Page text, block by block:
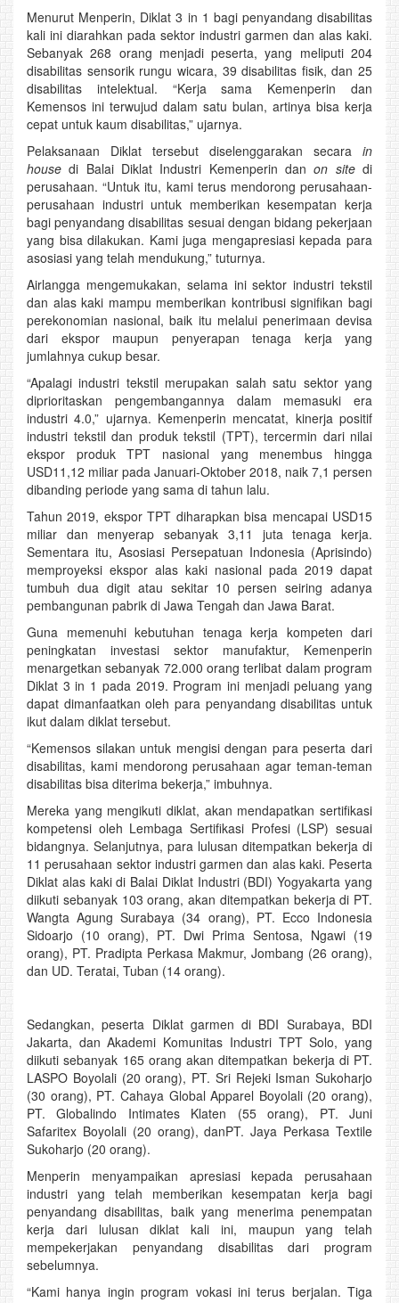
Menurut Menperin, Diklat 3 in 1 bagi penyandang disabilitas
kali ini diarahkan pada sektor industri garmen dan alas kaki.
Sebanyak 268 orang menjadi peserta, yang meliputi 204
disabilitas sensorik rungu wicara, 39 disabilitas fisik, dan 25
disabilitas intelektual. “Kerja sama Kemenperin dan
Kemensos ini terwujud dalam satu bulan, artinya bisa kerja
cepat untuk kaum disabilitas,” ujarnya.
Pelaksanaan Diklat tersebut diselenggarakan secara in
house di Balai Diklat Industri Kemenperin danon sitedi
perusahaan. “Untuk itu, kami terus mendorong perusahaan-
perusahaan industri untuk memberikan kesempatan kerja
bagi penyandang disabilitas sesuai dengan bidang pekerjaan
yang bisa dilakukan. Kami juga mengapresiasi kepada para
asosiasi yang telah mendukung,” tuturnya.
Airlangga mengemukakan, selama ini sektor industri tekstil
dan alas kaki mampu memberikan kontribusi signifikan bagi
perekonomian nasional, baik itu melalui penerimaan devisa
dari ekspor maupun penyerapan tenaga kerja yang
jumlahnya cukup besar.
“Apalagi industri tekstil merupakan salah satu sektor yang
diprioritaskan pengembangannya dalam memasuki era
industri 4.0,” ujarnya. Kemenperin mencatat, kinerja positif
industri tekstil dan produk tekstil (TPT), tercermin dari nilai
ekspor produk TPT nasional yang menembus hingga
USD11,12 miliar pada Januari-Oktober 2018, naik 7,1 persen
dibanding periode yang sama di tahun lalu.
Tahun 2019, ekspor TPT diharapkan bisa mencapai USD15
miliar dan menyerap sebanyak 3,11 juta tenaga kerja.
Sementara itu, Asosiasi Persepatuan Indonesia (Aprisindo)
memproyeksi ekspor alas kaki nasional pada 2019 dapat
tumbuh dua digit atau sekitar 10 persen seiring adanya
pembangunan pabrik di Jawa Tengah dan Jawa Barat.
Guna memenuhi kebutuhan tenaga kerja kompeten dari
peningkatan investasi sektor manufaktur, Kemenperin
menargetkan sebanyak 72.000 orang terlibat dalam program
Diklat 3 in 1 pada 2019. Program ini menjadi peluang yang
dapat dimanfaatkan oleh para penyandang disabilitas untuk
ikut dalam diklat tersebut.
“Kemensos silakan untuk mengisi dengan para peserta dari
disabilitas, kami mendorong perusahaan agar teman-teman
disabilitas bisa diterima bekerja,” imbuhnya.
Mereka yang mengikuti diklat, akan mendapatkan sertifikasi
kompetensi oleh Lembaga Sertifikasi Profesi (LSP) sesuai
bidangnya. Selanjutnya, para lulusan ditempatkan bekerja di
11 perusahaan sektor industri garmen dan alas kaki. Peserta
Diklat alas kaki di Balai Diklat Industri (BDI) Yogyakarta yang
diikuti sebanyak 103 orang, akan ditempatkan bekerja di PT.
Wangta Agung Surabaya (34 orang), PT. Ecco Indonesia
Sidoarjo (10 orang), PT. Dwi Prima Sentosa, Ngawi (19
orang), PT. Pradipta Perkasa Makmur, Jombang (26 orang),
dan UD. Teratai, Tuban (14 orang).
Sedangkan, peserta Diklat garmen di BDI Surabaya, BDI
Jakarta, dan Akademi Komunitas Industri TPT Solo, yang
diikuti sebanyak 165 orang akan ditempatkan bekerja di PT.
LASPO Boyolali (20 orang), PT. Sri Rejeki Isman Sukoharjo
(30 orang), PT. Cahaya Global Apparel Boyolali (20 orang),
PT. Globalindo Intimates Klaten (55 orang), PT. Juni
Safaritex Boyolali (20 orang), danPT. Jaya Perkasa Textile
Sukoharjo (20 orang).
Menperin menyampaikan apresiasi kepada perusahaan
industri yang telah memberikan kesempatan kerja bagi
penyandang disabilitas, baik yang menerima penempatan
kerja dari lulusan diklat kali ini, maupun yang telah
mempekerjakan penyandang disabilitas dari program
sebelumnya.
“Kami hanya ingin program vokasi ini terus berjalan. Tiga